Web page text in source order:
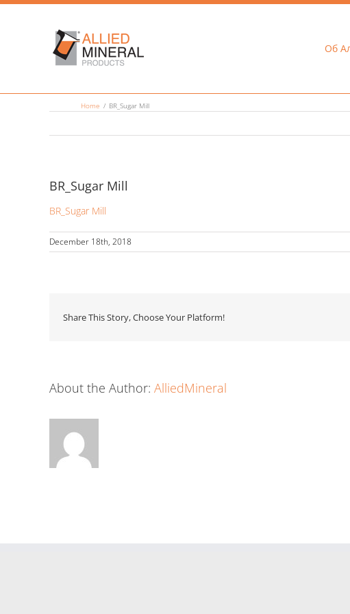
Skip
Об
Home BR_Sugar Mill
BR_Sugar Mill
BR_Sugar Mill
December 18th, 2018
Share This Story, Choose Your Platform!
About the Author: AlliedMineral